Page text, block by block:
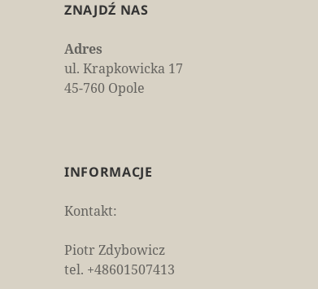
ZNAJDŹ NAS
Adres
ul. Krapkowicka 17
45-760 Opole
INFORMACJE
Kontakt:
Piotr Zdybowicz
tel. +48601507413